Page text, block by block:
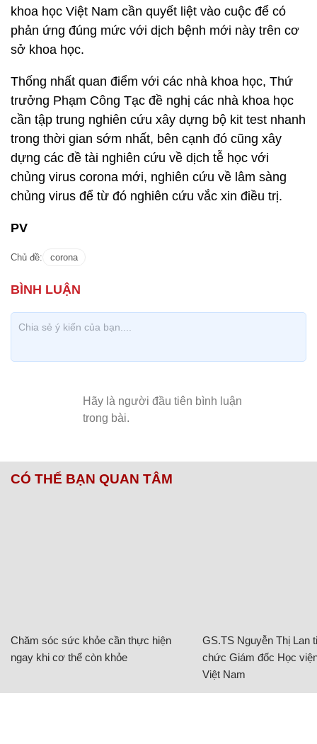
khoa học Việt Nam cần quyết liệt vào cuộc để có
phản ứng đúng mức với dịch bệnh mới này trên cơ
sở khoa học.
Thống nhất quan điểm với các nhà khoa học, Thứ
trưởng Phạm Công Tạc đề nghị các nhà khoa học
cần tập trung nghiên cứu xây dựng bộ kit test nhanh
trong thời gian sớm nhất, bên cạnh đó cũng xây
dựng các đề tài nghiên cứu về dịch tễ học với
chủng virus corona mới, nghiên cứu về lâm sàng
chủng virus để từ đó nghiên cứu vắc xin điều trị.
PV
Chủ đề: corona
CÓ THỂ BẠN QUAN TÂM
Chăm sóc sức khỏe cần thực hiện
ngay khi cơ thể còn khỏe
GS.TS Nguyễn Thị Lan
chức Giám đốc Học
Việt Nam